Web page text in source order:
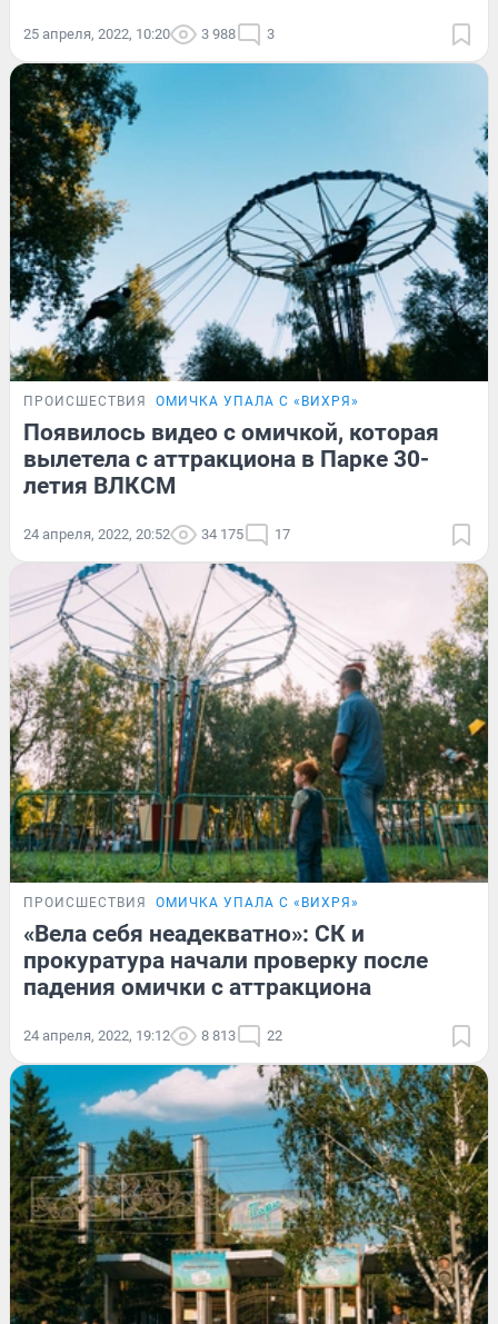
25 апреля, 2022, 10:20 3 988 3
ПРОИСШЕСТВИЯ ОМИЧКА УПАЛА С «ВИХРЯ»
Появилось видео с омичкой, которая
вылетела с аттракциона в Парке 30-
летия ВЛКСМ
24 апреля, 2022, 20:52 34 175 17
ПРОИСШЕСТВИЯ ОМИЧКА УПАЛА С «ВИХРЯ»
«Вела себя неадекватно»: СК и
прокуратура начали проверку после
падения омички с аттракциона
24 апреля, 2022, 19:12 8 813 22